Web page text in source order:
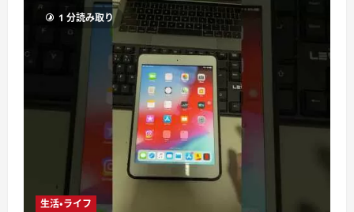
1 分読み取り
生活・ライフ